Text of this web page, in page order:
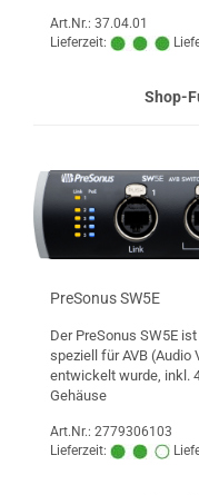
Art.Nr.: 37.04.01
Lieferzeit:
Shop-
PreSonus SW5E
Der PreSonus SW5E
speziell für AVB
entwickelt wurde, inkl.
Gehäuse
Art.Nr.: 2779306103
Lieferzeit: